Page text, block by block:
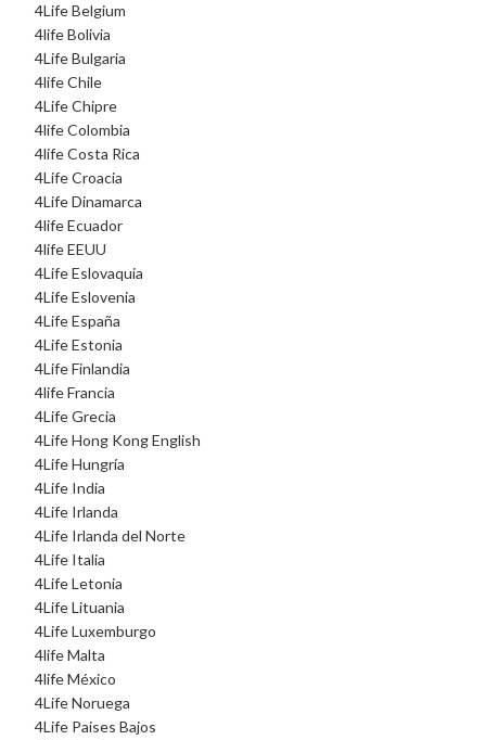
4Life Belgium
4life Bolivia
4Life Bulgaria
4life Chile
4Life Chipre
4life Colombia
4life Costa Rica
4Life Croacia
4Life Dinamarca
4life Ecuador
4life EEUU
4Life Eslovaquia
4Life Eslovenia
4Life España
4Life Estonia
4Life Finlandia
4life Francia
4Life Grecia
4Life Hong Kong English
4Life Hungría
4Life India
4Life Irlanda
4Life Irlanda del Norte
4Life Italia
4Life Letonia
4Life Lituania
4Life Luxemburgo
4life Malta
4life México
4Life Noruega
4Life Paises Bajos